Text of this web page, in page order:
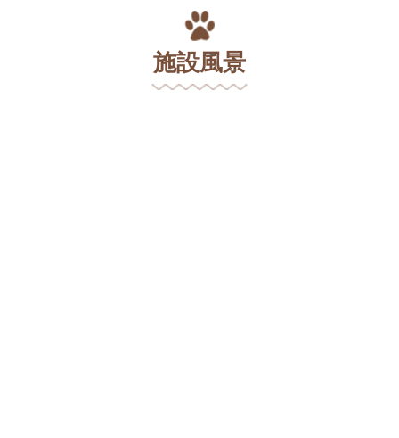
施設風景